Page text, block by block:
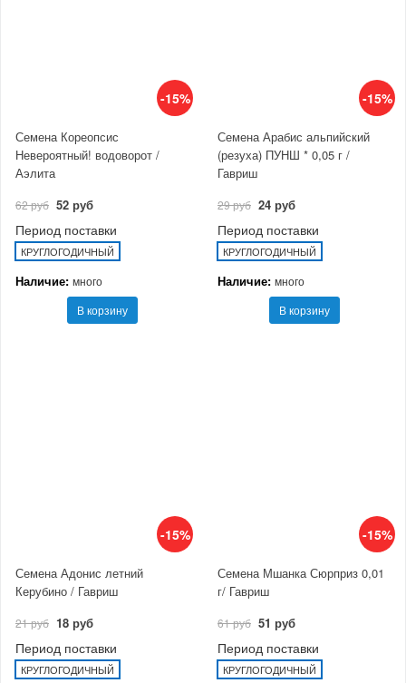
-15%
Семена Кореопсис
Невероятный! водоворот /
Аэлита
62 руб 52 руб
Период поставки
КРУГЛОГОДИЧНЫЙ
Наличие: много
В корзину
-15%
Семена Арабис альпийский
(резуха) ПУНШ * 0,05 г /
Гавриш
29 руб 24 руб
Период поставки
КРУГЛОГОДИЧНЫЙ
Наличие: много
В корзину
-15%
Семена Адонис летний
Керубино / Гавриш
21 руб 18 руб
Период поставки
КРУГЛОГОДИЧНЫЙ
-15%
Семена Мшанка Сюрприз 0,01
г/ Гавриш
61 руб 51 руб
Период поставки
КРУГЛОГОДИЧНЫЙ